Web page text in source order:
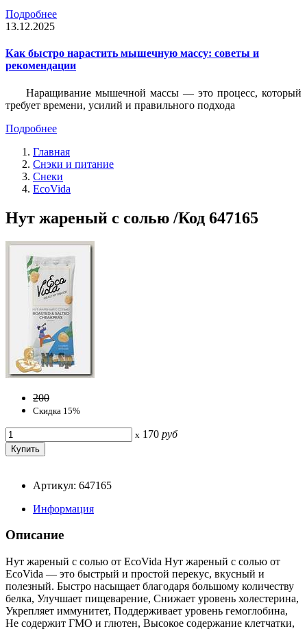
Подробнее
13.12.2025
Как быстро нарастить мышечную массу: советы и
рекомендации
Наращивание мышечной массы — это процесс, который
требует времени, усилий и правильного подхода
Подробнее
Главная
Снэки и питание
Снеки
EcoVida
Нут жареный с солью /Код 647165
200
Скидка 15%
x 170 руб
Артикул: 647165
Информация
Описание
Нут жареный с солью от EcoVida Нут жареный с солью от
EcoVida — это быстрый и простой перекус, вкусный и
полезный. Быстро насыщает благодаря большому количеству
белка, Улучшает пищеварение, Снижает уровень холестерина,
Укрепляет иммунитет, Поддерживает уровень гемоглобина,
Не содержит ГМО и глютен, Высокое содержание клетчатки,